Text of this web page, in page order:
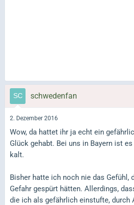
schwedenfan
2. Dezember 2016
Wow, da hattet ihr ja echt ein
Glück gehabt. Bei uns in Bayern ist
kalt.
Bisher hatte ich noch nie das Gefühl,
Gefahr gespürt hätten. Allerdings,
die ich als gefährlich einstufte, durch